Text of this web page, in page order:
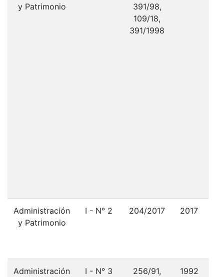
y Patrimonio
391/98,
109/18,
391/1998
Administración
y Patrimonio
I - N° 2 204/2017
2017
Administración
I - N° 3
256/91,
1992